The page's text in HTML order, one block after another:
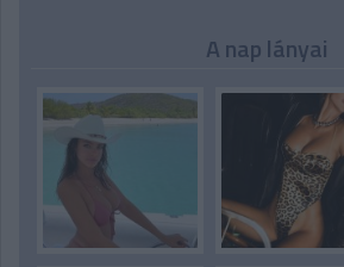
A nap lányai